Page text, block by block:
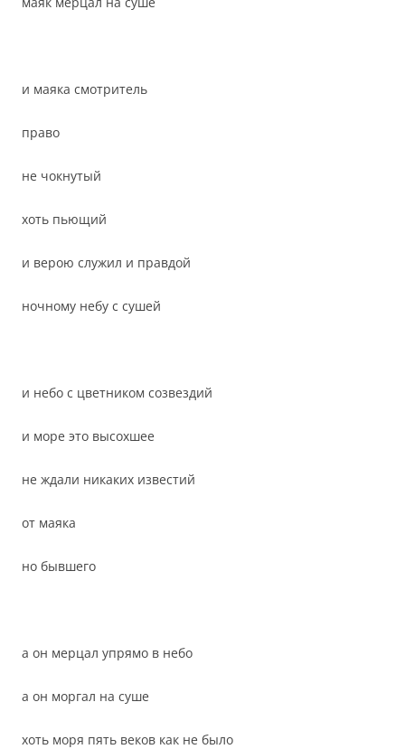
и маяка смотритель
право
не чокнутый
хоть пьющий
и верою служил и правдой
ночному небу с сушей
и небо с цветником созвездий
и море это высохшее
не ждали никаких известий
от маяка
но бывшего
а он мерцал упрямо в небо
а он моргал на суше
хоть моря пять веков как не было